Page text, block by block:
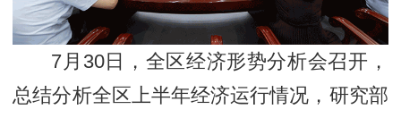
7月30日，全区经济形势分析会召开，
总结分析全区上半年经济运行情况，研究部